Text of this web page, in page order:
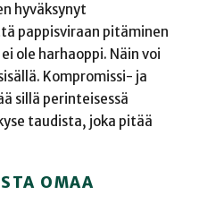
hyväksynyt
pappisviraan pitäminen
ole harhaoppi. Näin voi
Kompromissi- ja
sillä perinteisessä
taudista, joka pitää
OMAA